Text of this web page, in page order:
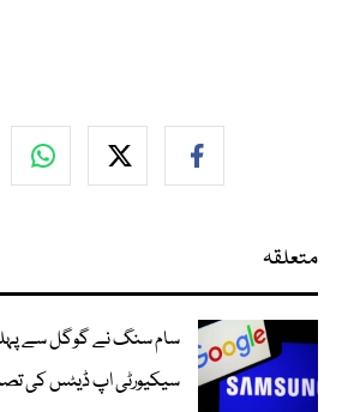
متعلقہ
سیکیورٹی اپ ڈیٹس کی